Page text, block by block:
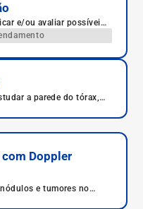
e/ou avaliar possíveis
a parede do tórax,
crescimento anormal de
Doppler
e tumores no